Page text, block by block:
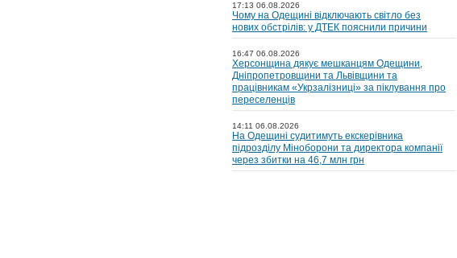
17:13 06.08.2026
Чому на Одещині відключають світло без
нових обстрілів: у ДТЕК пояснили причини
16:47 06.08.2026
Херсонщина дякує мешканцям Одещини,
Дніпропетровщини та Львівщини та
працівникам «Укрзалізниці» за піклування про
переселенців
14:11 06.08.2026
На Одещині судитимуть екскерівника
підрозділу Міноборони та директора компанії
через збитки на 46,7 млн грн